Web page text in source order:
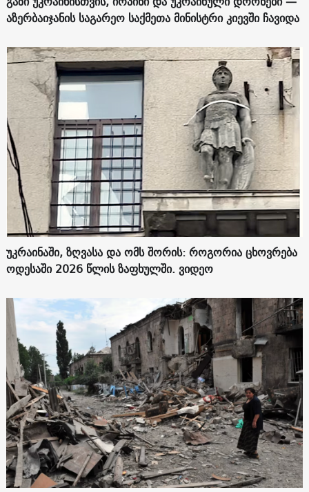
აზერბაიჯანის საგარეო საქმეთა მინისტრი კიევში ჩავიდა
უკრაინაში, ზღვასა და ომს შორის: როგორია ცხოვრება
ოდესაში 2026 წლის ზაფხულში. ვიდეო